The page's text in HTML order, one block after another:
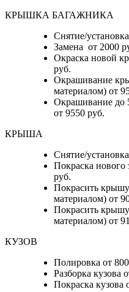
КРЫШКА БАГАЖНИКА
Снятие/
Замена от 2000
Окраска новой
руб.
Окрашивание
материалом) от
Окрашивание до
от 9550 руб.
КРЫША
Снятие/
Покраска нового
руб.
Покрасить
материалом) от
Покрасить
материалом) от
КУЗОВ
Полировка от
Разборка кузова
Покраска кузова